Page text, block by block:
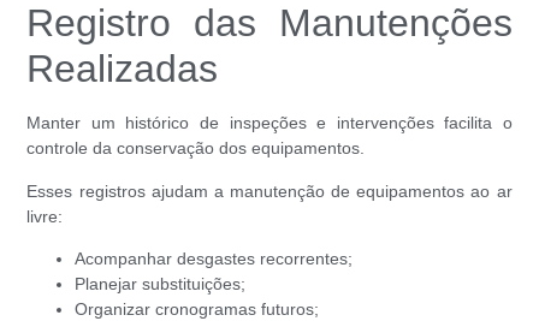
Registro das Manutenções
Realizadas
Manter um histórico de inspeções e intervenções facilita o
controle da conservação dos equipamentos.
Esses registros ajudam a manutenção de equipamentos ao ar
livre:
Acompanhar desgastes recorrentes;
Planejar substituições;
Organizar cronogramas futuros;